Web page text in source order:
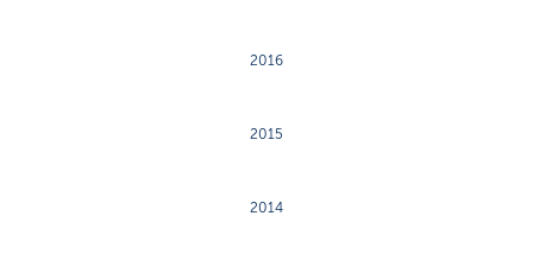
2016
2015
2014